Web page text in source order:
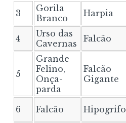
3
Gorila
Branco
Harpia
4
Urso das
Cavernas
Falcão
5
Grande
Felino,
Onça-
parda
Falcão
Gigante
6 Falcão Hipogrifo